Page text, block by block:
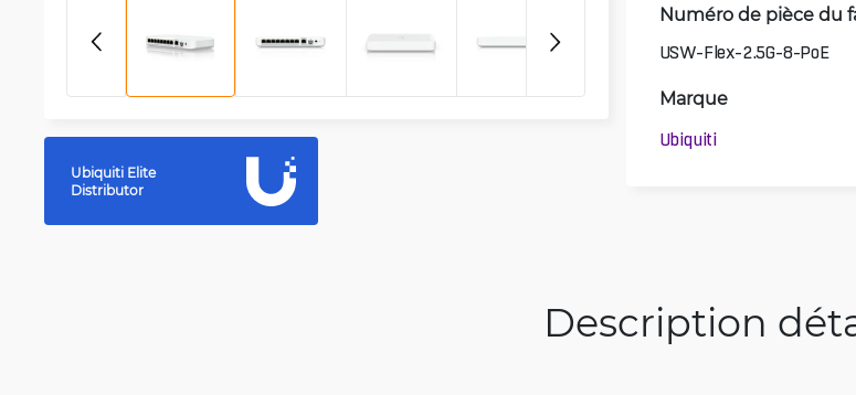
Ubiquiti Elite
Distributor
Numéro de pièce du
USW-Flex-2.5G-8-PoE
Marque
Ubiquiti
Description